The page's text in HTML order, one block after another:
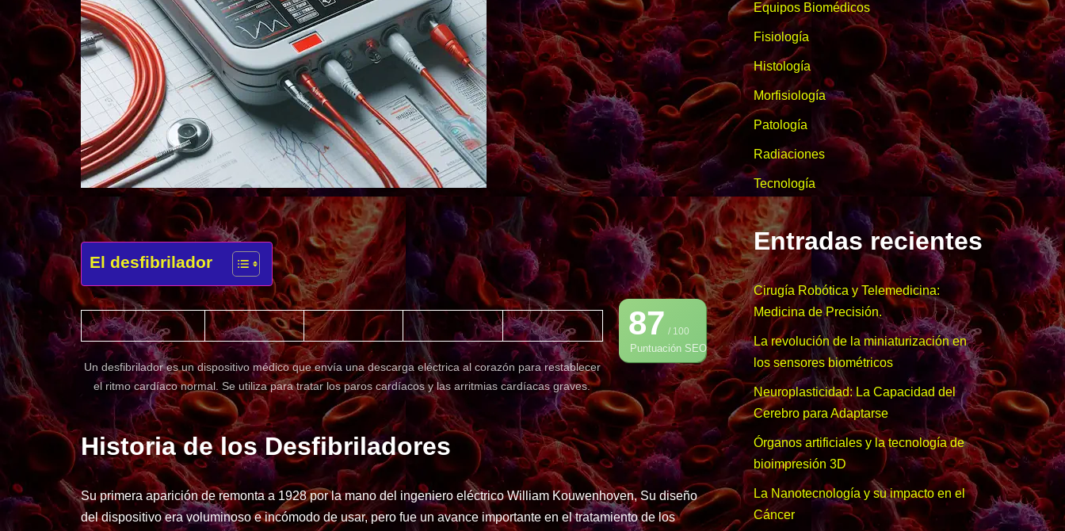
El desfibrilador
87/ 100
Puntuación SEO
Un desfibrilador es un dispositivo médico que envía una descarga eléctrica al corazón para restablecer
el ritmo cardíaco normal. Se utiliza para tratar los paros cardíacos y las arritmias cardíacas graves.
Historia de los Desfibriladores
Su primera aparición de remonta a 1928 por la mano del ingeniero eléctrico William Kouwenhoven, Su diseño
del dispositivo era voluminoso e incómodo de usar, pero fue un avance importante en el tratamiento de los
Equipos Biomédicos
Fisiología
Histología
Morfisiología
Patología
Radiaciones
Tecnología
Entradas recientes
Cirugía Robótica y Telemedicina:
Medicina de Precisión.
La revolución de la miniaturización en
los sensores biométricos
Neuroplasticidad: La Capacidad del
Cerebro para Adaptarse
Órganos artificiales y la tecnología de
bioimpresión 3D
La Nanotecnología y su impacto en el
Cáncer